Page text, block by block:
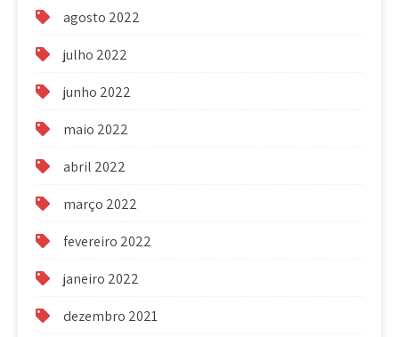
agosto 2022
julho 2022
junho 2022
maio 2022
abril 2022
março 2022
fevereiro 2022
janeiro 2022
dezembro 2021